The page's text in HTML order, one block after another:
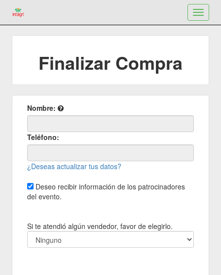
Toggle
Finalizar Compra
Nombre:
Teléfono:
¿Deseas actualizar tus datos?
Deseo recibir información de los patrocinadores
del evento.
Si te atendió algún vendedor, favor de elegirlo.